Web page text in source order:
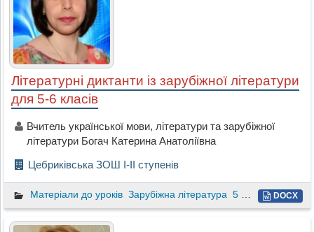
Літературні диктанти із зарубіжної літератури
для 5-6 класів
Вчитель української мови, літератури та зарубіжної
літератури Богач Катерина Анатоліївна
Цебриківська ЗОШ І-ІІ ступенів
Матеріали до уроків Зарубіжна література 5 клас DOCX